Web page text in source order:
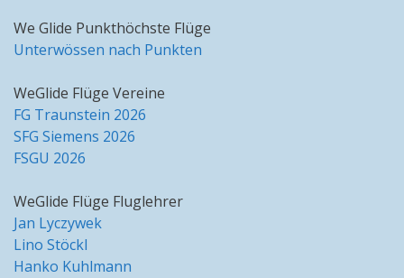
We Glide Punkthöchste Flüge
Unterwössen nach Punkten
WeGlide Flüge Vereine
FG Traunstein 2026
SFG Siemens 2026
FSGU 2026
WeGlide Flüge Fluglehrer
Jan Lyczywek
Lino Stöckl
Hanko Kuhlmann